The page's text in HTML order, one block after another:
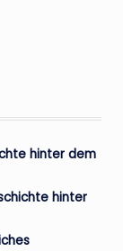
hinter dem
hinter